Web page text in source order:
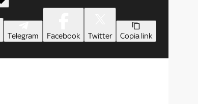
Telegram Facebook Twitter Copia link